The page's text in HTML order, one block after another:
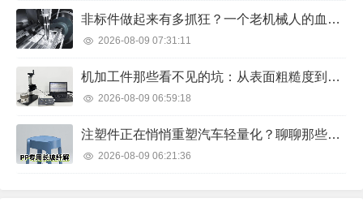
非标件做起来有多抓狂？一个老机械人的血泪经验
2026-08-09 07:31:11
机加工件那些看不见的坑：从表面粗糙度到尺寸超差，老质检的血泪经验
2026-08-09 06:59:18
注塑件正在悄悄重塑汽车轻量化？聊聊那些不被注意的细节
2026-08-09 06:21:36